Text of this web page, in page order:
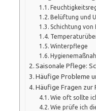
Belüftung und
Schichtung von
Winterpflege
Saisonale Pflege:
Häufige Probleme
Häufige Fragen
Wie oft sollte
Wie prüfe ich